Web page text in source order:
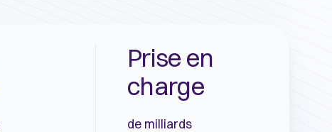
Prise en
charge
de milliards